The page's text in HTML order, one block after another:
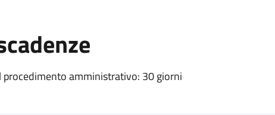
procedimento amministrativo: 30 giorni